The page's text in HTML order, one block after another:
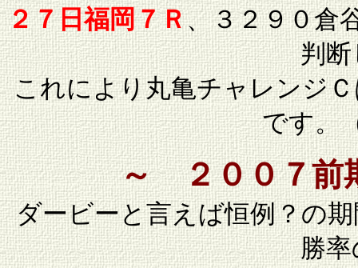
２７日福岡７Ｒ、３２９０倉
判
これにより丸亀チャレンジ
です。
～ ２００７前
ダービーと言えば恒例？の
勝